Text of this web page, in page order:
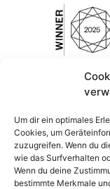
Um dir ein optimales
Cookies, um
zuzugreifen. Wenn du
wie das Surfverhalten
Wenn du deine
bestimmte Merkmale